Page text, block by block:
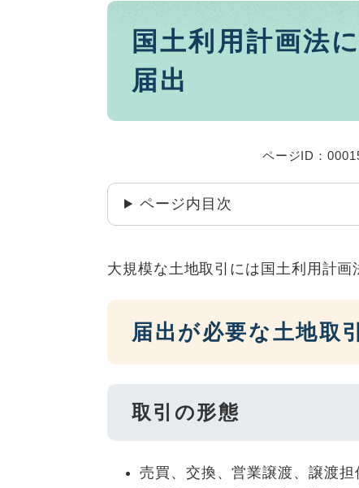
本
国土利用計画法
届出
ページID：
ページ内目次
大規模な土地取引には国土利用計画
届出が必要な土地取引
取引の形態
売買、交換、営業譲渡、譲渡